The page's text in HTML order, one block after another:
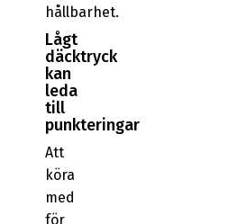
hållbarhet.
Lågt
däcktryck
kan
leda
till
punkteringar
Att
köra
med
för